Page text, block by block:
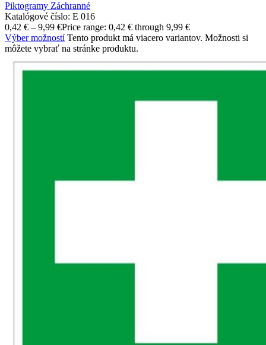
Piktogramy Záchranné
Katalógové číslo: E 016
0,42 € – 9,99 €Price range: 0,42 € through 9,99 €
Výber možností Tento produkt má viacero variantov. Možnosti si
môžete vybrať na stránke produktu.